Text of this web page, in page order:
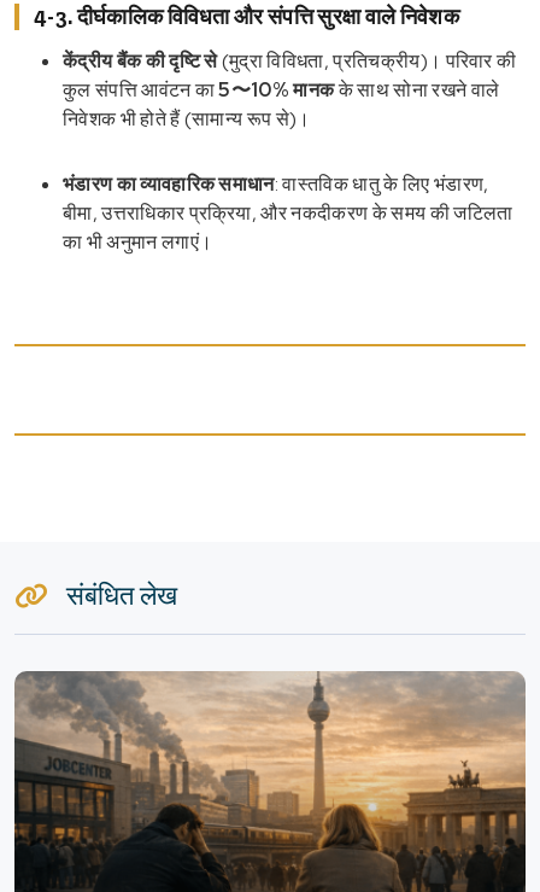
4-3. दीर्घकालिक विविधता और संपत्ति सुरक्षा वाले निवेशक
केंद्रीय बैंक की दृष्टि से(मुद्रा विविधता, प्रतिचक्रीय)। परिवार की
कुल संपत्ति आवंटन का5〜10% मानकके साथ सोना रखने वाले
निवेशक भी होते हैं (सामान्य रूप से)।
भंडारण का व्यावहारिक समाधान: वास्तविक धातु के लिए भंडारण,
बीमा, उत्तराधिकार प्रक्रिया, और नकदीकरण के समय की जटिलता
का भी अनुमान लगाएं।
संबंधित लेख